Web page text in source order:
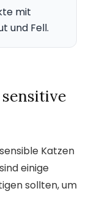
mit
und Fell.
Katzen
einige
sollten, um